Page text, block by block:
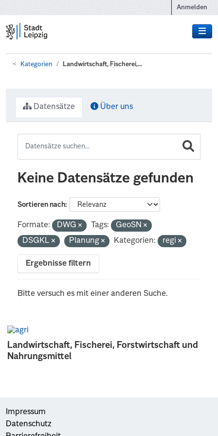
Anmelden
Kategorien Landwirtschaft, Fischerei,...
Landwirtschaft, Fischerei, Forstwirtschaft und
Nahrungsmittel
Datensätze Über uns
Keine Datensätze gefunden
Sortieren nach
Formate: DWG Tags:
GeoSN
DSGKL
Planung Kategorien: regi
Ergebnisse filtern
Bitte versuch es mit einer anderen Suche.
Impressum
Datenschutz